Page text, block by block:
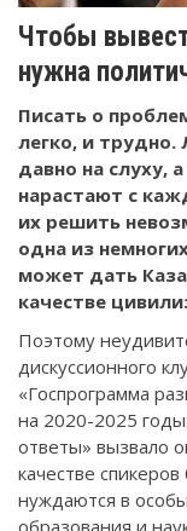
Чтобы
нужна
Писать о
легко, и
давно на слуху,
нарастают с
их решить
одна из
может дать
качестве
Поэтому
дискуссионного
«Госпрограмма
на 2020-2025
ответы» вызвало
качестве
нуждаются в
образования и